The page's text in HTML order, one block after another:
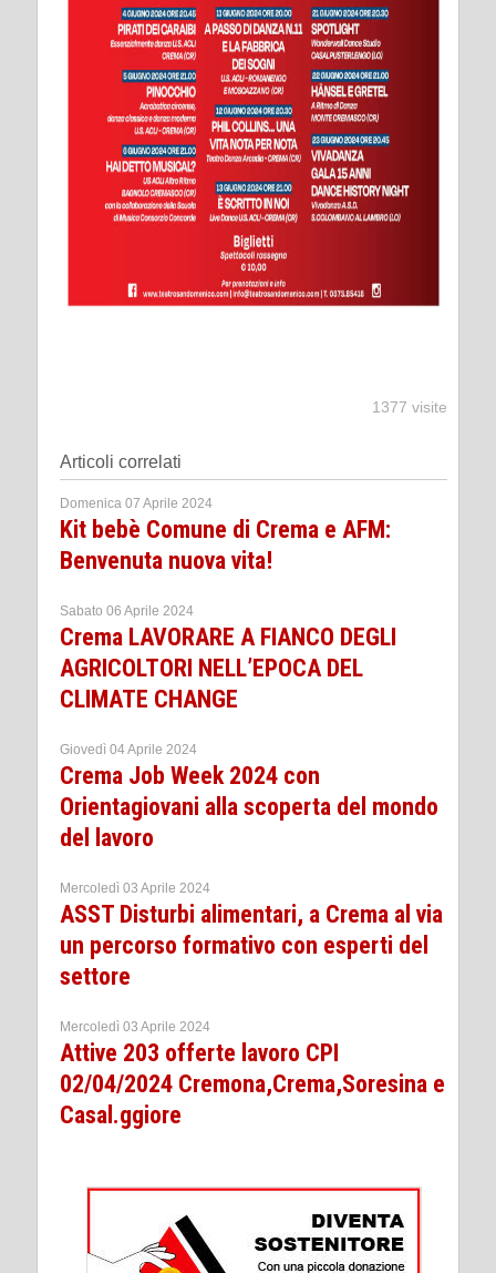
1377 visite
Articoli correlati
Domenica 07 Aprile 2024
Kit bebè Comune di Crema e AFM:
Benvenuta nuova vita!
Sabato 06 Aprile 2024
Crema LAVORARE A FIANCO DEGLI
AGRICOLTORI NELL’EPOCA DEL
CLIMATE CHANGE
Giovedì 04 Aprile 2024
Crema Job Week 2024 con
Orientagiovani alla scoperta del mondo
del lavoro
Mercoledì 03 Aprile 2024
ASST Disturbi alimentari, a Crema al via
un percorso formativo con esperti del
settore
Mercoledì 03 Aprile 2024
Attive 203 offerte lavoro CPI
02/04/2024 Cremona,Crema,Soresina e
Casal.ggiore